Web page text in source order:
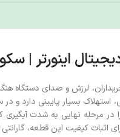
اینورتر |
20 ساله جهانی را برای آن در نظر گرفته که نشان از مهندسی بی‌نظیر آن دارد.